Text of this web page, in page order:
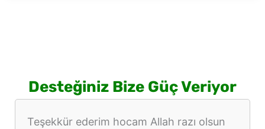
Desteğiniz Bize Güç Veriyor
Teşekkür ederim hocam Allah razı olsun